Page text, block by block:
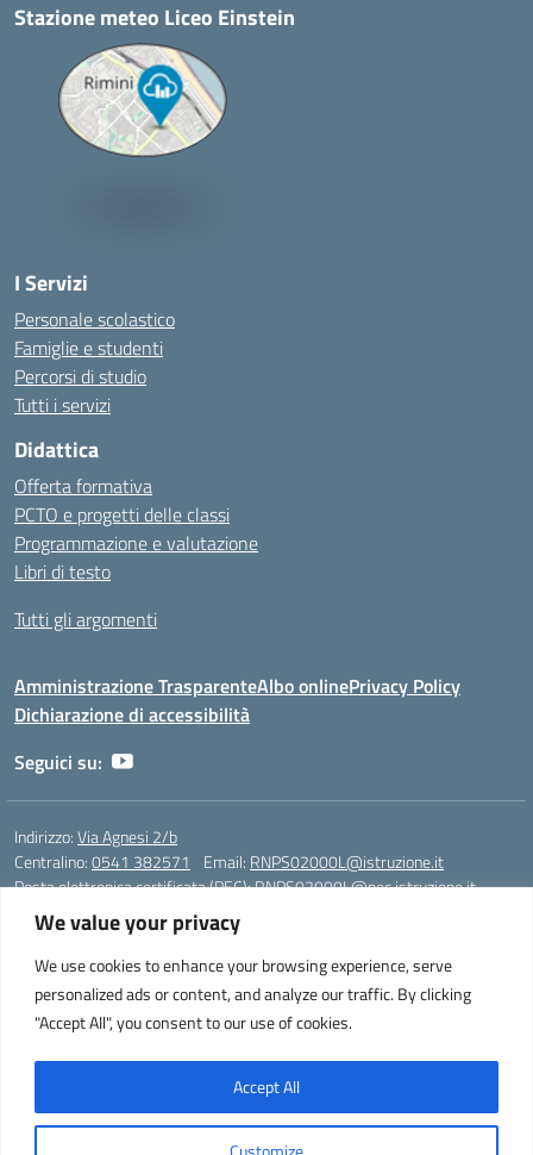
We value your privacy
We use cookies to enhance your browsing experience, serve
personalized ads or content, and analyze our traffic. By clicking
"Accept All", you consent to our use of cookies.
Accept All
Stazione meteo Liceo Einstein
I Servizi
Personale scolastico
Famiglie e studenti
Percorsi di studio
Tutti i servizi
Didattica
Offerta formativa
PCTO e progetti delle classi
Programmazione e valutazione
Libri di testo
Tutti gli argomenti
Amministrazione TrasparenteAlbo onlinePrivacy Policy
Dichiarazione di accessibilità
Seguici su:
Indirizzo:Via Agnesi 2/b
Centralino:0541 382571 Email: RNPS02000L@istruzione.it
Posta elettronica certificata (PEC):RNPS02000L@pec.istruzione.it
Codice fiscale: 82009530401
Codice meccanografico: RNPS02000L
Liceo Scientifico e Musicale "A. Einstein" - Via Agnesi 2/b - 47923 Rimini
- Tel. +39 0541 382571 – Fax +39 0541 381636 E-mail: